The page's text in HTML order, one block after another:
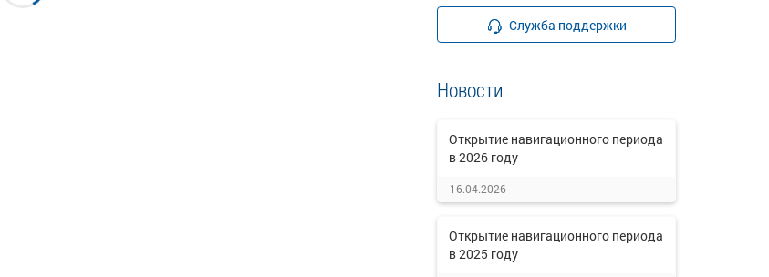
Служба поддержки
Новости
Открытие навигационного периода
в 2026 году
16.04.2026
Открытие навигационного периода
в 2025 году